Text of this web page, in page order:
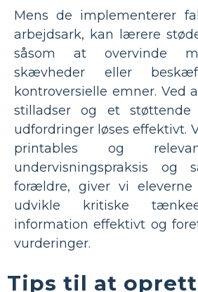
Mens de implementerer
arbejdsark, kan lærere
såsom at overvinde
skævheder eller
kontroversielle emner. Ved
stilladser og et
udfordringer løses effektivt.
printables og
undervisningspraksis og
forældre, giver vi
udvikle kritiske
information effektivt og
vurderinger.
Tips til at